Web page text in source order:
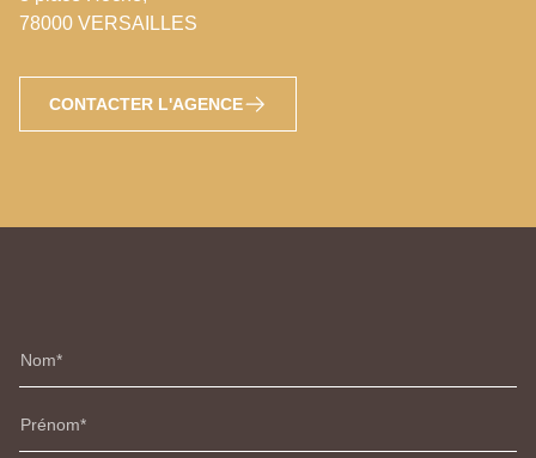
78000 VERSAILLES
CONTACTER L'AGENCE
Nom
Prénom